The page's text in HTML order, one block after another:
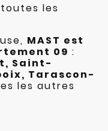
les
MAST est
09 :
Saint-
Tarascon-
les autres